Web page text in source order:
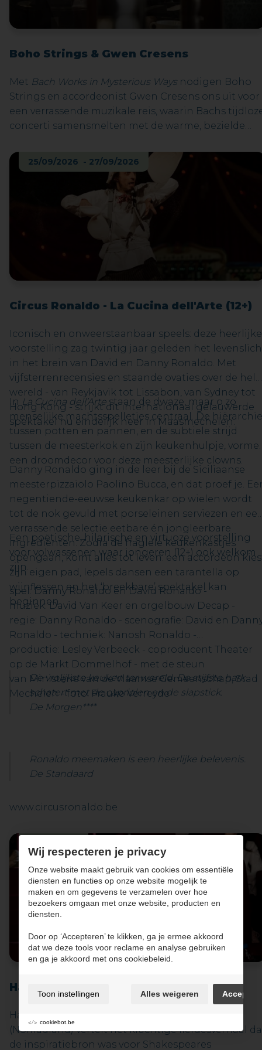
Boho Strings & Gwen Cresens
Met Bach Works in Mysterious Ways nodigen Boho
Strings en accordeonist Gwen Cresens ons uit voor
een verrassende muzikale reis, waarin Bachs
concerti samensmelten met de warme, bezielde
als ‘klassiek repertoire’ beschouwen, was in Bachs
eigen praktijk allesbehalve statisch. Hij herwerkte
voortdurend zijn eigen composities, paste ze aan
voor nieuwe bezettingen, herschreef en verfijnde.
Muziek was voor hem geen museumstuk, maar
levend materiaal. Dat maakt de stap naar een
uitvoering met accordeon minder radicaal dan ze
op het eerste gezicht lijkt.Twee van Bachs
concerti voor klavecimbel worden gecombineerd
Bachianas Brasileiras nr. 9 en het gloednieuwe
werken verbindt, is geen eenvormige klank, maar
een gedeelde drijfveer: de behoefte om muziek
telkens opnieuw betekenis te geven. Bach
herschreef zichzelf. Stravinsky zocht houvast in
vorm. Villa-Lobos maakte van Bach een
wereldburger. En inBetsubaraklinkt dezelfde
nieuwsgierigheid door: traditie niet bewaren door
ze vast te zetten, maar door ze te laten
bewegen. Het resultaat is een concert vol energie,
ontdekking en puur muzikaal plezier
25/09/2026 - 27/09/2026
Circus Ronaldo - La Cucina dell'Arte (12+)
Iconisch en onweerstaanbaar speels: deze heerlijke
voorstelling zag twintig jaar geleden het
in het brein van David en Danny Ronaldo. Met
vijfsterrenrecensies en staande ovaties over de hele
wereld - van Reykjavik tot Lissabon, van Sydney tot
Hong Kong - strijkt dit internationaal gelauwerde
spektakel nu eindelijk neer in Maasmechelen.
In La Cucina dell’Arte staan de dwaze, maar o zo
menselijke machtsspelletjes centraal. De hiërarchie
tussen potten en pannen, en de subtiele strijd
tussen de meesterkok en zijn keukenhulpje,
een droomdecor voor deze meesterlijke clowns.
Danny Ronaldo ging in de leer bij de Siciliaanse
meesterpizzaiolo Paolino Bucca, en dat proef je.
negentiende-eeuwse keukenkar op wielen wordt
tot de nok gevuld met porseleinen serviezen en
verrassende selectie eetbare én jongleerbare
ingrediënten. Zodra de fragiele keukenkastjes
opengaan, komt alles tot leven: een accordeon
zijn eigen pad, lepels dansen een tarantella op
wijnflessen en het ‘breekbare’ spektakel kan
beginnen.
Een poëtische, hilarische en virtuoze voorstelling
voor volwassenen waar jongeren (12+) ook welkom
zijn.
spel: Danny Ronaldo en David Ronaldo -
muziek: David Van Keer en orgelbouw Decap -
regie: Danny Ronaldo - scenografie: David en
Ronaldo - techniek: Nanosh Ronaldo -
productie: Lesley Verbeeck - coproducent Theater
op de Markt Dommelhof - met de steun
van Ministerie van de Vlaamse Gemeenschap, Stad
Mechelen - foto: Frauke Verreyde
De vrolijkste keuken ter wereld. De stijfste hark
schatert met de capriolen en de slapstick.
De Morgen****
Ronaldo meemaken is een heerlijke belevenis.
De Standaard
www.circusronaldo.be
Hamnet - Cinématinee
Hamnet, de nieuwste film van Chloé Zhao
(Nomadland) vertelt het krachtige liefdesverhaal
de inspiratiebron was voor Shakespeares
Wij respecteren je privacy
Onze website maakt gebruik van cookies om essentiële
diensten en functies op onze website mogelijk te
maken en om gegevens te verzamelen over hoe
bezoekers omgaan met onze website, producten en
diensten.
Door op ‘Accepteren’ te klikken, ga je ermee akkoord
dat we deze tools voor reclame en analyse gebruiken
en ga je akkoord met ons cookiebeleid.
Toon instellingen Alles weigeren
cookiebot.be